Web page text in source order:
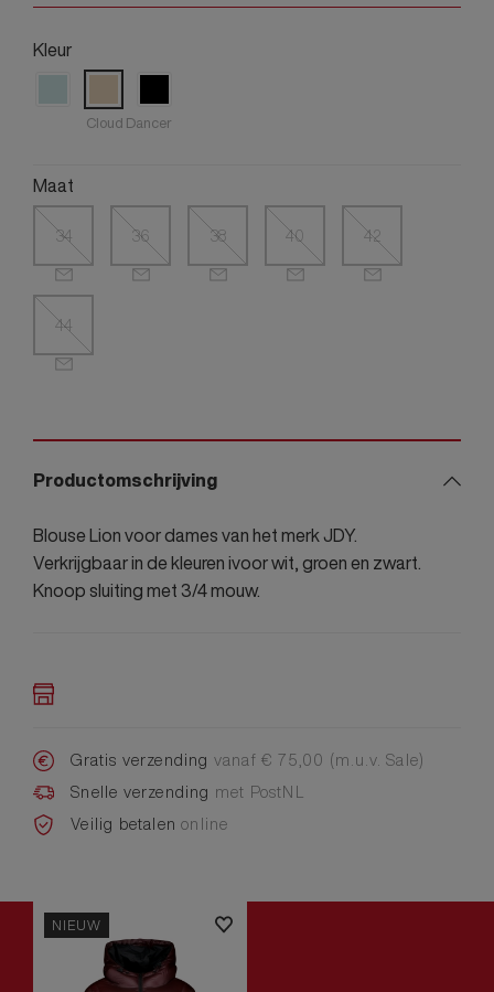
Kleur
Cloud Dancer
Maat
34 36 38 40 42
44
Productomschrijving
Blouse Lion voor dames van het merk JDY.
Verkrijgbaar in de kleuren ivoor wit, groen en zwart.
Knoop sluiting met 3/4 mouw.
Gratis verzending vanaf € 75,00 (m.u.v. Sale)
Snelle verzending met PostNL
Veilig betalenonline
NIEUW